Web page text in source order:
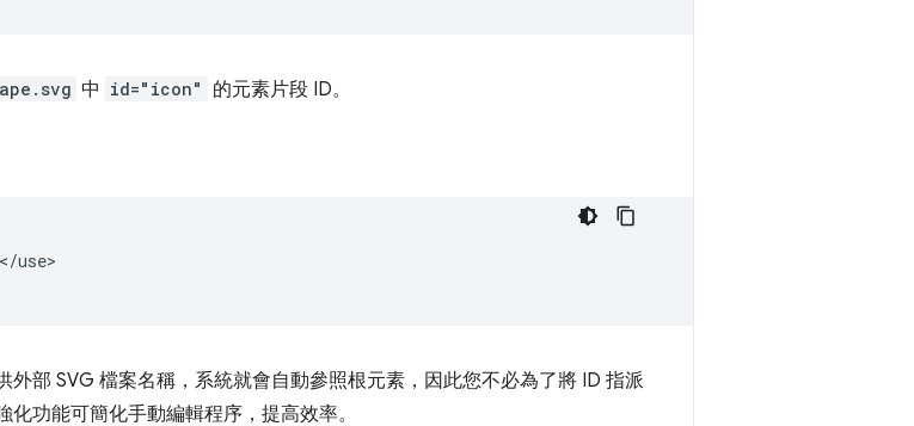
中 id="icon" 的元素片段 ID。
use>
外部 SVG 檔案名稱，系統就會自動參照根元素，因此您不必為了將 ID 指派
功能可簡化手動編輯程序，提高效率。